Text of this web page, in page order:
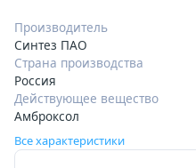
Производитель
Синтез ПАО
Страна производства
Россия
Действующее вещество
Амброксол
Все характеристики